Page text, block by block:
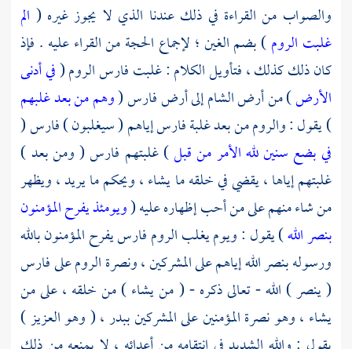
والصواب من القراءة في ذلك عندنا الذي لا يجوز غيره ( الم
غلبت الروم) بضم الغين ؛ لإجماع الحجة من القراء عليه . فإذ
كان ذلك كذلك ، فتأويل الكلام : غلبتفارسالروم(في أدنى
الأرض) من أرضالشامإلىأرض فارس(وهم من بعد غلبهم
) يقول :والروممن بعد غلبةفارسإياهم ( سيغلبون )فارس(
في بضع سنين لله الأمر من قبل) غلبتهم فارس( ومن بعد )
غلبتهم إياها ، يقضي في خلقه ما يشاء ، ويحكم ما يريد ، ويظهر
من شاء منهم على من أحب إظهاره عليه (ويومئذ يفرح المؤمنون
بنصر الله) يقول : ويوم يغلبالرومفارسيفرح المؤمنون بالله
ورسوله بنصر الله إياهم على المشركين ، ونصرةالرومعلىفارس
( ينصر ) الله - تعالى ذكره - ( من يشاء ) من خلقه ، على من
يشاء ، وهو نصرة المؤمنين على المشركينببدر ،( وهو العزيز )